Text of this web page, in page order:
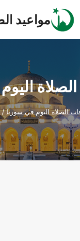
مواعيد
الصلاة اليوم في سوريا/